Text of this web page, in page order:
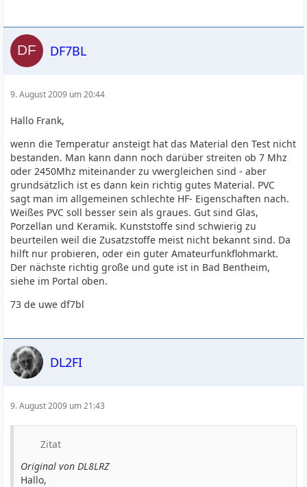
DF7BL
9. August 2009 um 20:44
Hallo Frank,
wenn die Temperatur ansteigt hat das Material den Test nicht
bestanden. Man kann dann noch darüber streiten ob 7 Mhz
oder 2450Mhz miteinander zu vwergleichen sind - aber
grundsätzlich ist es dann kein richtig gutes Material. PVC
sagt man im allgemeinen schlechte HF- Eigenschaften nach.
Weißes PVC soll besser sein als graues. Gut sind Glas,
Porzellan und Keramik. Kunststoffe sind schwierig zu
beurteilen weil die Zusatzstoffe meist nicht bekannt sind. Da
hilft nur probieren, oder ein guter Amateurfunkflohmarkt.
Der nächste richtig große und gute ist in Bad Bentheim,
siehe im Portal oben.
73 de uwe df7bl
DL2FI
9. August 2009 um 21:43
Zitat
Original von DL8LRZ
Hallo,